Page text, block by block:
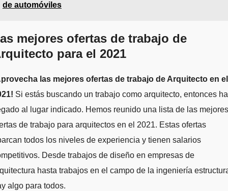
de automóviles
mejores ofertas de trabajo de
para el 2021
las mejores ofertas de trabajo de Arquitecto en el
Si estás buscando un trabajo como arquitecto, entonces
al lugar indicado. Hemos reunido una lista de las mejores
de trabajo para arquitectos en el 2021. Estas ofertas
todos los niveles de experiencia y tienen salarios
Desde trabajos de diseño en empresas de
hasta trabajos en el campo de la ingeniería
algo para todos.